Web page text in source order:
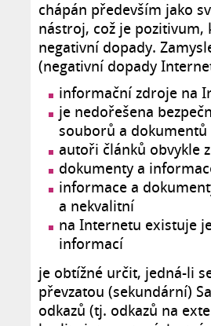
chápán především jako
nástroj, což je pozitivum,
negativní dopady.
(negativní dopady
informační zdroje na
je nedořešena
souborů a dokumentů
autoři článků obvykle
dokumenty a
informace a
a nekvalitní
na Internetu existuje
informací
je obtížné určit, jedná-li
převzatou (sekundární)
odkazů (tj. odkazů na